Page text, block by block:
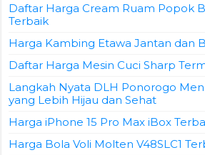
Daftar Harga Cream Ruam Popok
Terbaik
Harga Kambing Etawa Jantan dan
Daftar Harga Mesin Cuci Sharp
Langkah Nyata DLH Ponorogo
yang Lebih Hijau dan Sehat
Harga iPhone 15 Pro Max iBox
Harga Bola Voli Molten V48SLC1